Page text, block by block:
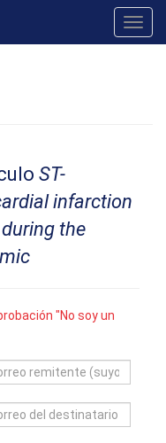
ST-
infarction
the
"No soy un